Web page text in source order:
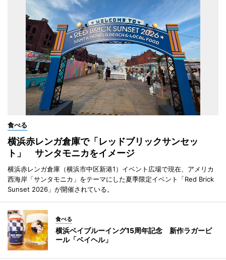
食べる
横浜赤レンガ倉庫で「レッドブリックサンセッ
ト」 サンタモニカをイメージ
横浜赤レンガ倉庫（横浜市中区新港1）イベント広場で現在、アメリカ
西海岸「サンタモニカ」をテーマにした夏季限定イベント「Red Brick
Sunset 2026」が開催されている。
食べる
横浜ベイブルーイング15周年記念 新作ラガービ
ール「ベイヘル」